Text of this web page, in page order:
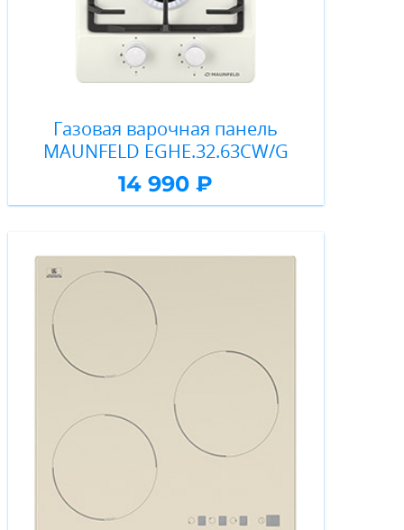
Газовая варочная панель
MAUNFELD EGHE.32.63CW/G
14 990 ₽